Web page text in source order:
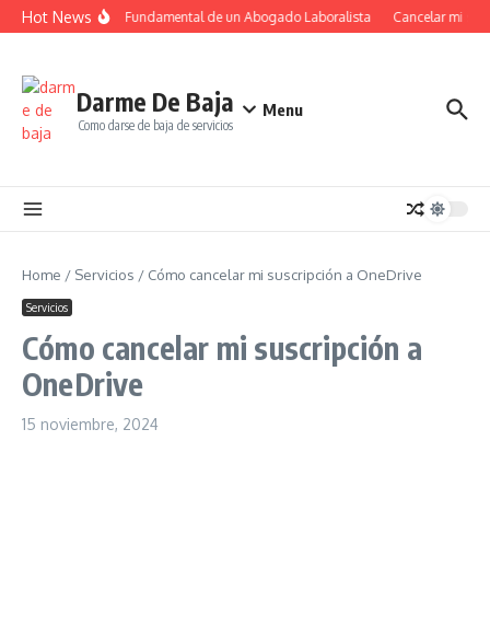
Saltar al contenido
Hot NewsEl Papel Fundamental de un Abogado Laboralista Cancelar mi
Darme De Baja
Como darse de baja de servicios
Menu
Home / Servicios / Cómo cancelar mi suscripción a OneDrive
Servicios
Cómo cancelar mi suscripción a
OneDrive
15 noviembre, 2024